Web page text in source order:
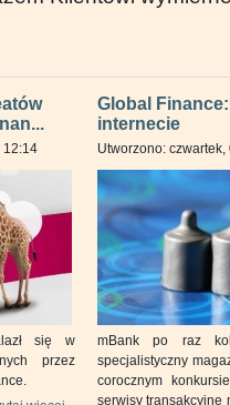
12:14
się w
przez
Global
internecie
Utworzono:
mBank po raz
specjalistyczny
corocznym
serwisy transakcyjne